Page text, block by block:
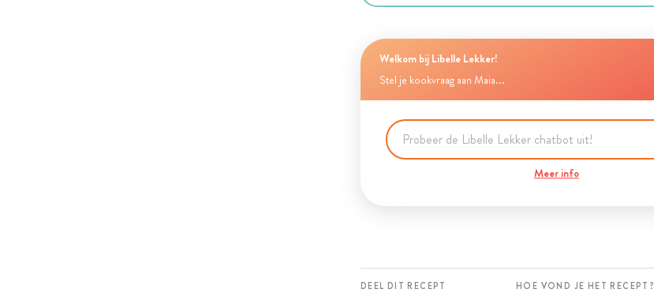
Welkom bij Libelle Lekker!
Stel je kookvraag aan Maia...
Meer info
DEEL DIT RECEPT HOE VOND JE HET RECEPT?